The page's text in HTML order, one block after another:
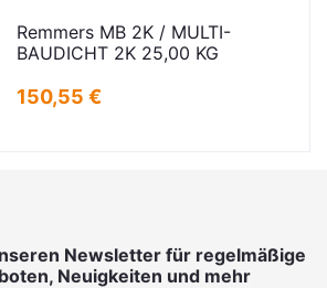
Remmers MB 2K / MULTI-
BAUDICHT 2K 25,00 KG
150,55 €
Newsletter für regelmäßige
Neuigkeiten und mehr